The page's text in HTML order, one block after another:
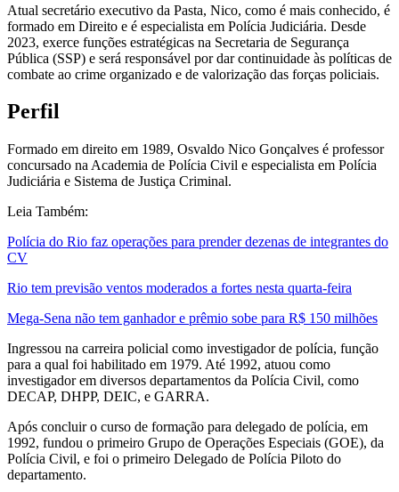
Atual secretário executivo da Pasta, Nico, como é mais conhecido, é
formado em Direito e é especialista em Polícia Judiciária. Desde
2023, exerce funções estratégicas na Secretaria de Segurança
Pública (SSP) e será responsável por dar continuidade às políticas de
combate ao crime organizado e de valorização das forças policiais.
Perfil
Formado em direito em 1989, Osvaldo Nico Gonçalves é professor
concursado na Academia de Polícia Civil e especialista em Polícia
Judiciária e Sistema de Justiça Criminal.
Leia Também:
Polícia do Rio faz operações para prender dezenas de integrantes do
CV
Rio tem previsão ventos moderados a fortes nesta quarta-feira
Mega-Sena não tem ganhador e prêmio sobe para R$ 150 milhões
Ingressou na carreira policial como investigador de polícia, função
para a qual foi habilitado em 1979. Até 1992, atuou como
investigador em diversos departamentos da Polícia Civil, como
DECAP, DHPP, DEIC, e GARRA.
Após concluir o curso de formação para delegado de polícia, em
1992, fundou o primeiro Grupo de Operações Especiais (GOE), da
Polícia Civil, e foi o primeiro Delegado de Polícia Piloto do
departamento.